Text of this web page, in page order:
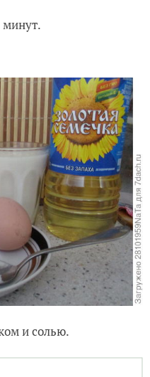
минут.
и солью.